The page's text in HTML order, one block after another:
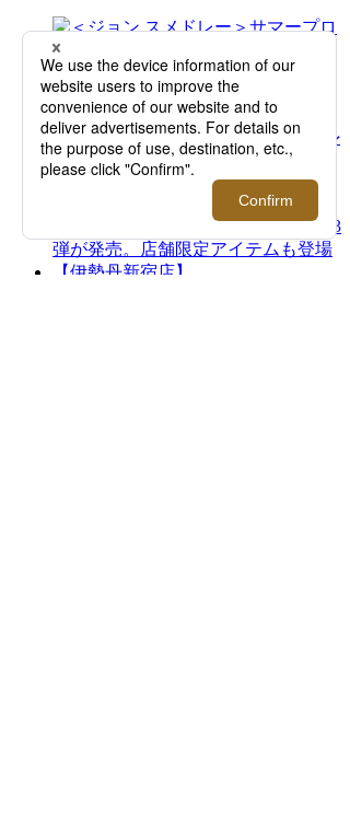
2026.08.05 - 08.18
＜ジョン スメドレー＞サマープロモーション
を開催！【伊勢丹新宿店】